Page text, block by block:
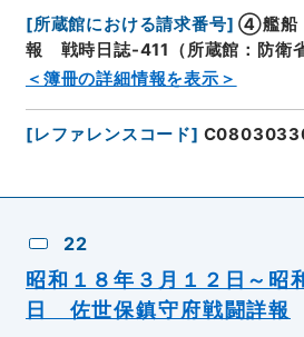
[所蔵館における請求番号] ④艦船
報 戦時日誌-411（所蔵館：防衛
＜簿冊の詳細情報を表示＞
[レファレンスコード]
22
昭和１８年３月１２日～昭
日 佐世保鎮守府戦闘詳報